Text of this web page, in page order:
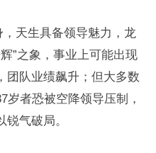
，天生具备领导魅力，龙
”之象，事业上可能出现
团队业绩飙升；但大多数
岁者恐被空降领导压制，
气破局。